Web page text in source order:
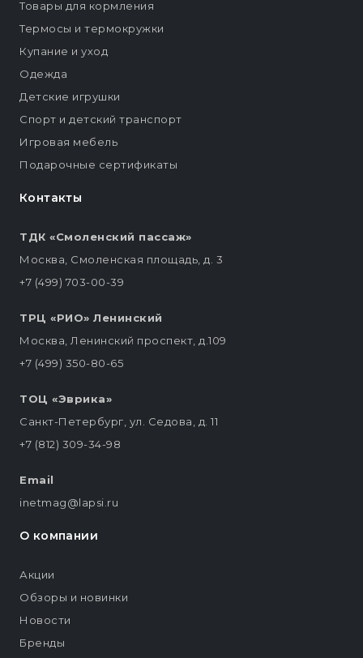
Контакты
ТДК «Смоленский пассаж»
Москва, Смоленская площадь, д. 3
+7 (499) 703-00-39
ТРЦ «РИО» Ленинский
Москва, Ленинский проспект, д.109
+7 (499) 350-80-65
ТОЦ «Эврика»
Санкт-Петербург, ул. Седова, д. 11
+7 (812) 309-34-98
Email
inetmag@lapsi.ru
Товары для кормления
Термосы и термокружки
Купание и уход
Одежда
Детские игрушки
Спорт и детский транспорт
Игровая мебель
Подарочные сертификаты
О компании
Акции
Обзоры и новинки
Новости
Бренды